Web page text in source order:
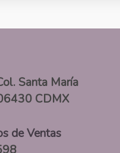
Santa María
CDMX
de Ventas